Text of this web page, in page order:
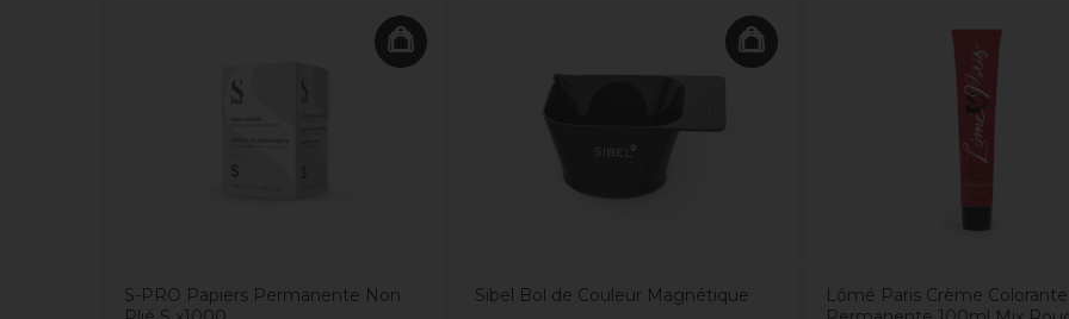
S-PRO Papiers Permanente Non
Sibel Bol de Couleur Magnétique
Lômé Paris Crème Colorante